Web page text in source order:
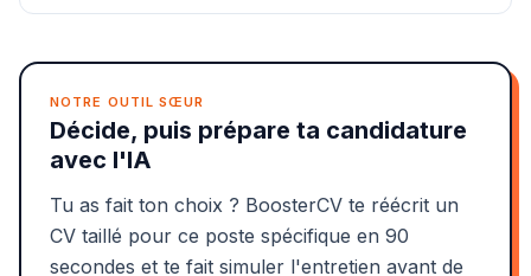
NOTRE OUTIL SŒUR
Décide, puis prépare ta candidature
avec l'IA
Tu as fait ton choix ? BoosterCV te réécrit un
CV taillé pour ce poste spécifique en 90
secondes et te fait simuler l'entretien avant de